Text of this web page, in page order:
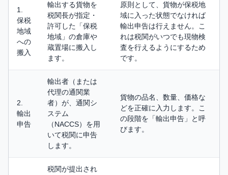
1.
保税
地域
への
搬入
輸出する貨物を
税関長が指定・
許可した「保税
地域」の倉庫や
蔵置場に搬入し
ます。
原則として、貨物が保税地
域に入った状態でなければ
輸出申告は行えません。こ
れは税関がいつでも現物検
査を行えるようにするため
です。
2.
輸出
申告
輸出者（または
代理の通関業
者）が、通関シ
ステム
（NACCS）を用
いて税関に申告
します。
貨物の品名、数量、価格な
どを正確に入力します。こ
の段階を「輸出申告」と呼
びます。
税関が提出され